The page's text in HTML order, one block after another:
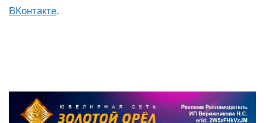
ВКонтакте.